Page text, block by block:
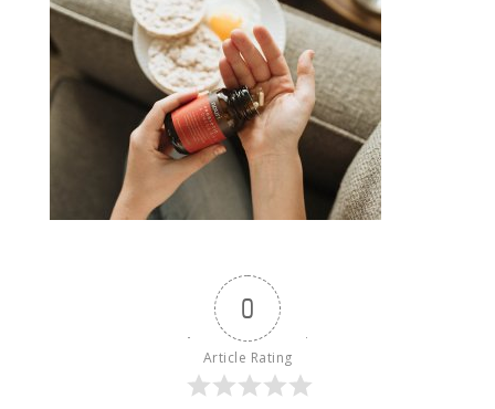
0
Article Rating